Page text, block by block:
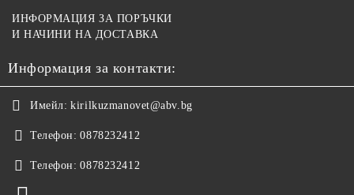
ИНФОРМАЦИЯ ЗА ПОРЪЧКИ
И НАЧИНИ НА ДОСТАВКА
Информация за контакти:
Имейл: kirilkuzmanovet@abv.bg
Телефон: 0878232412
Телефон: 0878232412